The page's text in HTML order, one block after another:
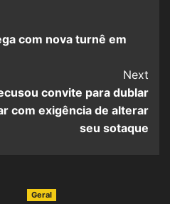
com nova turnê em
Next
convite para dublar
com exigência de alterar
seu sotaque
Geral